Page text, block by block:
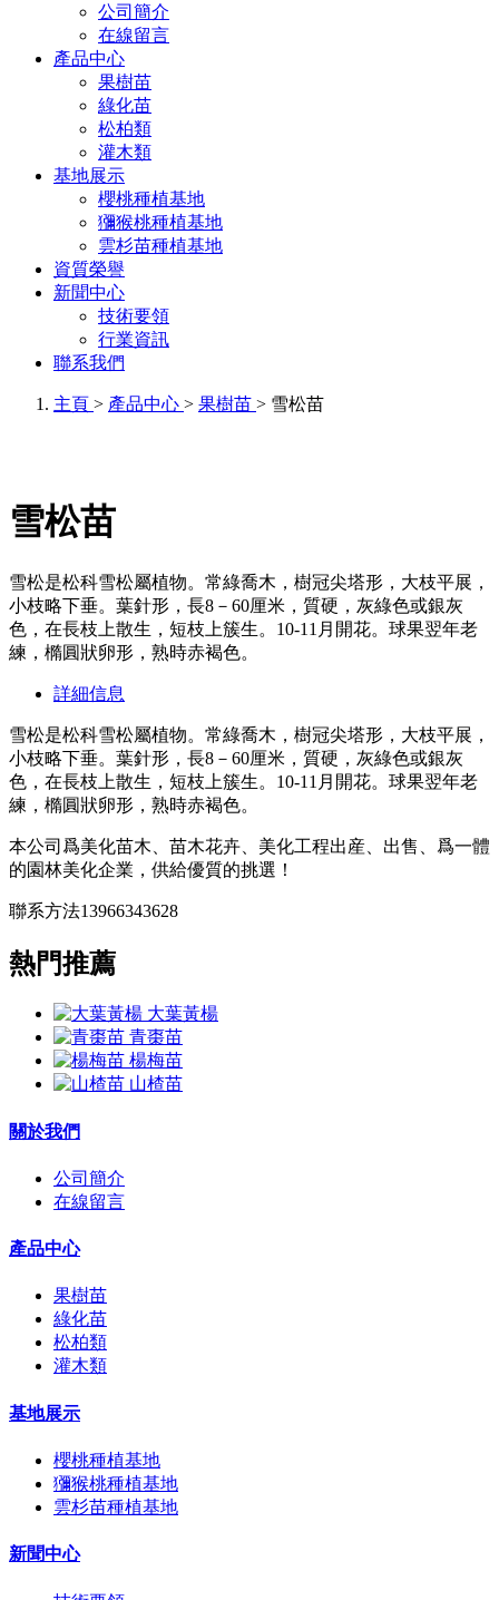
公司簡介
在線留言
產品中心
果樹苗
綠化苗
松柏類
灌木類
基地展示
櫻桃種植基地
獼猴桃種植基地
雲杉苗種植基地
資質榮譽
新聞中心
技術要領
行業資訊
聯系我們
主頁 > 產品中心 > 果樹苗 > 雪松苗
雪松苗
雪松是松科雪松屬植物。常綠喬木，樹冠尖塔形，大枝平展，
小枝略下垂。葉針形，長8－60厘米，質硬，灰綠色或銀灰
色，在長枝上散生，短枝上簇生。10-11月開花。球果翌年老
練，橢圓狀卵形，熟時赤褐色。
詳細信息
雪松是松科雪松屬植物。常綠喬木，樹冠尖塔形，大枝平展，
小枝略下垂。葉針形，長8－60厘米，質硬，灰綠色或銀灰
色，在長枝上散生，短枝上簇生。10-11月開花。球果翌年老
練，橢圓狀卵形，熟時赤褐色。
本公司爲美化苗木、苗木花卉、美化工程出産、出售、爲一體
的園林美化企業，供給優質的挑選！
聯系方法13966343628
熱門推薦
大葉黃楊
青棗苗
楊梅苗
山楂苗
關於我們
公司簡介
在線留言
產品中心
果樹苗
綠化苗
松柏類
灌木類
基地展示
櫻桃種植基地
獼猴桃種植基地
雲杉苗種植基地
新聞中心